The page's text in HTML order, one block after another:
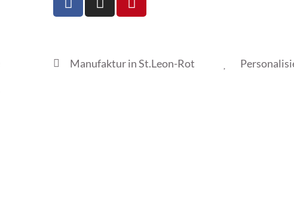
Manufaktur in St.Leon-Rot